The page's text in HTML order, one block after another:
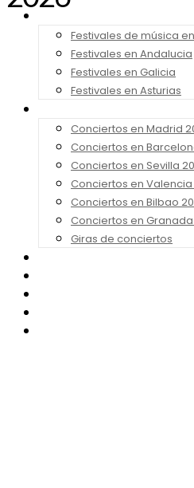
Festivales de música
Festivales en Andalucia
Festivales en Galicia
Festivales en Asturias
Conciertos en Madrid
Conciertos en
Conciertos en Sevilla
Conciertos en Valencia
Conciertos en Bilbao
Conciertos en
Giras de conciertos